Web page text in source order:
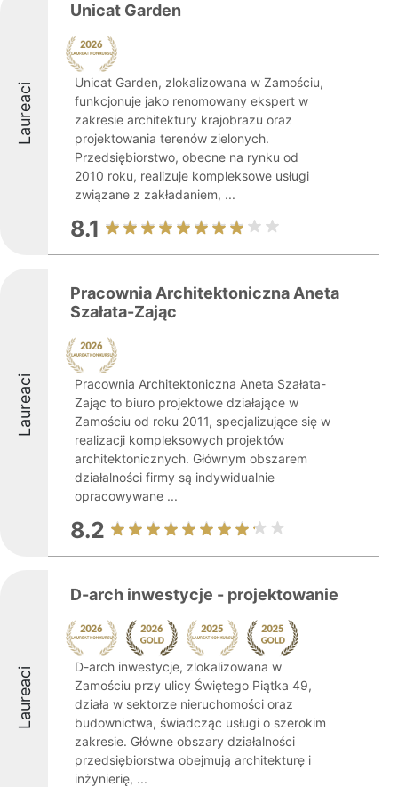
Laureaci
Unicat Garden
Unicat Garden, zlokalizowana w Zamościu,
funkcjonuje jako renomowany ekspert w
zakresie architektury krajobrazu oraz
projektowania terenów zielonych.
Przedsiębiorstwo, obecne na rynku od
2010 roku, realizuje kompleksowe usługi
związane z zakładaniem, ...
8.1
Laureaci
Pracownia Architektoniczna Aneta
Szałata-Zając
Pracownia Architektoniczna Aneta Szałata-
Zając to biuro projektowe działające w
Zamościu od roku 2011, specjalizujące się w
realizacji kompleksowych projektów
architektonicznych. Głównym obszarem
działalności firmy są indywidualnie
opracowywane ...
8.2
Laureaci
D-arch inwestycje - projektowanie
D-arch inwestycje, zlokalizowana w
Zamościu przy ulicy Świętego Piątka 49,
działa w sektorze nieruchomości oraz
budownictwa, świadcząc usługi o szerokim
zakresie. Główne obszary działalności
przedsiębiorstwa obejmują architekturę i
inżynierię, ...